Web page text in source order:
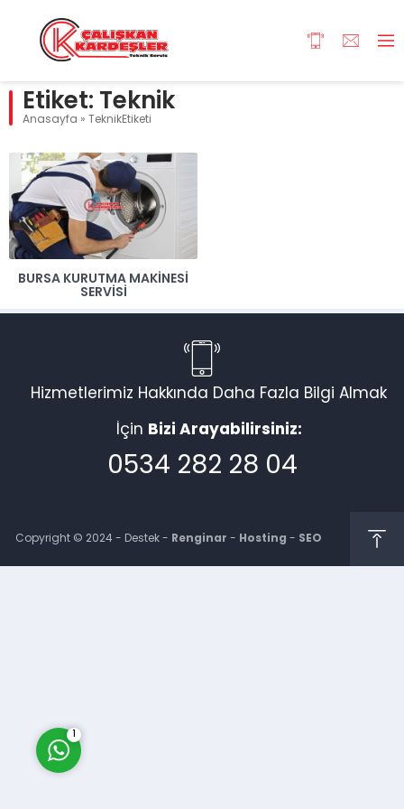
Etiket: Teknik
Anasayfa » TeknikEtiketi
BURSA KURUTMA MAKINESI
SERVISI
Hizmetlerimiz Hakkında Daha Fazla Bilgi Almak
İçin Bizi Arayabilirsiniz:
0534 282 28 04
Copyright © 2024 - Destek - Renginar - Hosting - SEO